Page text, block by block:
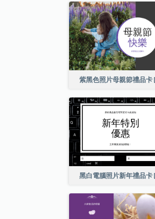
紫黑色照片母親節禮品卡
黑白電腦照片新年禮品卡